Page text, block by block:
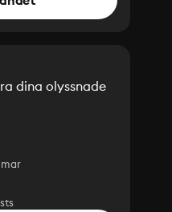
dina olyssnade